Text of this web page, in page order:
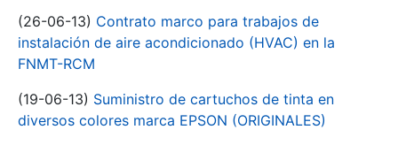
(26-06-13) Contrato marco para trabajos de
instalación de aire acondicionado (HVAC) en la
FNMT-RCM
(19-06-13) Suministro de cartuchos de tinta en
diversos colores marca EPSON (ORIGINALES)